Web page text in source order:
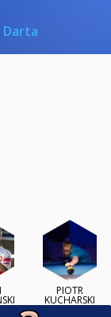
Darta
PIOTR
KUCHARSKI